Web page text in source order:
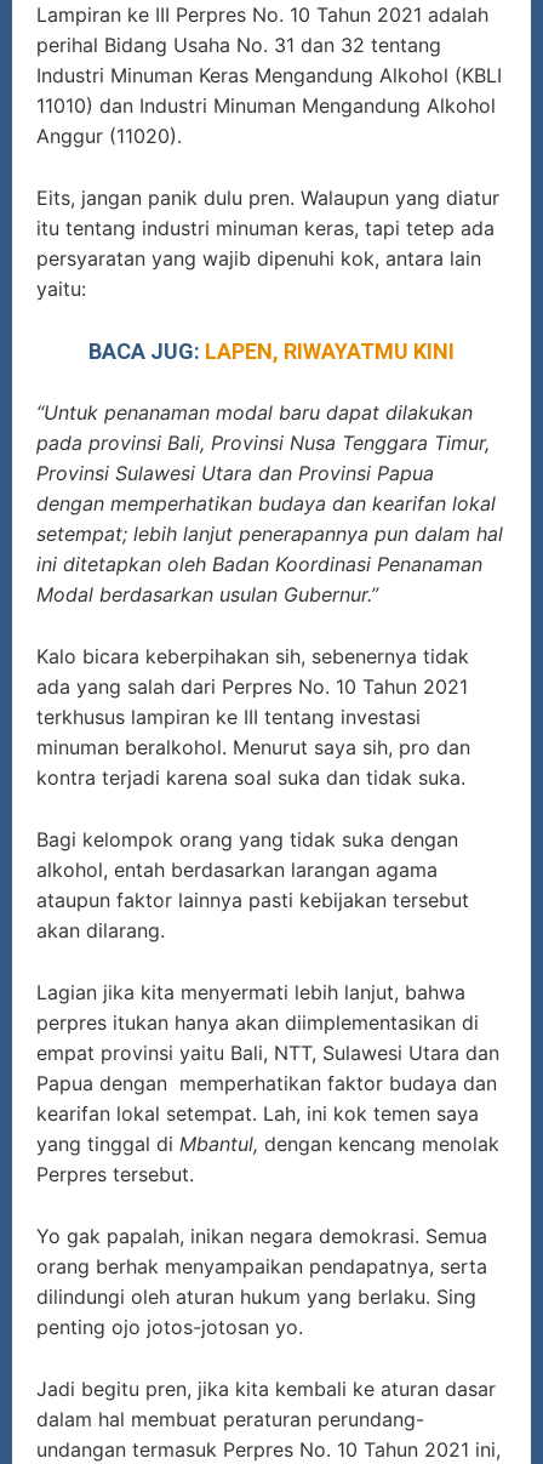
Lampiran ke III Perpres No. 10 Tahun 2021 adalah
perihal Bidang Usaha No. 31 dan 32 tentang
Industri Minuman Keras Mengandung Alkohol (KBLI
11010) dan Industri Minuman Mengandung Alkohol
Anggur (11020).
Eits, jangan panik dulu pren. Walaupun yang diatur
itu tentang industri minuman keras, tapi tetep ada
persyaratan yang wajib dipenuhi kok, antara lain
yaitu:
BACA JUG: LAPEN, RIWAYATMU KINI
“Untuk penanaman modal baru dapat dilakukan
pada provinsi Bali, Provinsi Nusa Tenggara Timur,
Provinsi Sulawesi Utara dan Provinsi Papua
dengan memperhatikan budaya dan kearifan lokal
setempat; lebih lanjut penerapannya pun dalam hal
ini ditetapkan oleh Badan Koordinasi Penanaman
Modal berdasarkan usulan Gubernur.”
Kalo bicara keberpihakan sih, sebenernya tidak
ada yang salah dari Perpres No. 10 Tahun 2021
terkhusus lampiran ke III tentang investasi
minuman beralkohol. Menurut saya sih, pro dan
kontra terjadi karena soal suka dan tidak suka.
Bagi kelompok orang yang tidak suka dengan
alkohol, entah berdasarkan larangan agama
ataupun faktor lainnya pasti kebijakan tersebut
akan dilarang.
Lagian jika kita menyermati lebih lanjut, bahwa
perpres itukan hanya akan diimplementasikan di
empat provinsi yaitu Bali, NTT, Sulawesi Utara dan
Papua dengan memperhatikan faktor budaya dan
kearifan lokal setempat. Lah, ini kok temen saya
yang tinggal di Mbantul, dengan kencang menolak
Perpres tersebut.
Yo gak papalah, inikan negara demokrasi. Semua
orang berhak menyampaikan pendapatnya, serta
dilindungi oleh aturan hukum yang berlaku. Sing
penting ojo jotos-jotosan yo.
Jadi begitu pren, jika kita kembali ke aturan dasar
dalam hal membuat peraturan perundang-
undangan termasuk Perpres No. 10 Tahun 2021 ini,